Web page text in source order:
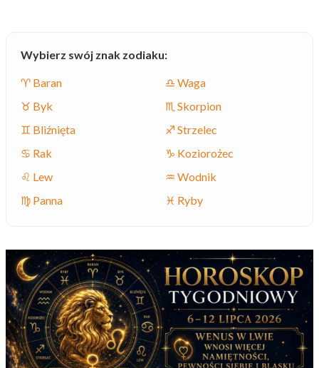
Wybierz swój znak zodiaku:
♈ Baran
♉ Byk
♊ Bliźnięta
♋ Rak
♌ Lew
♍ Panna
♎ Waga
♏ Skorpion
♐ Strzelec
♑ Koziorożec
♒ Wodnik
♓ Ryby